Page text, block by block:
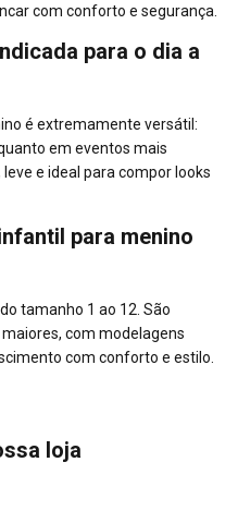
com conforto e segurança.
para o dia a
é extremamente versátil:
em eventos mais
e ideal para compor looks
para menino
tamanho 1 ao 12. São
com modelagens
com conforto e estilo.
loja